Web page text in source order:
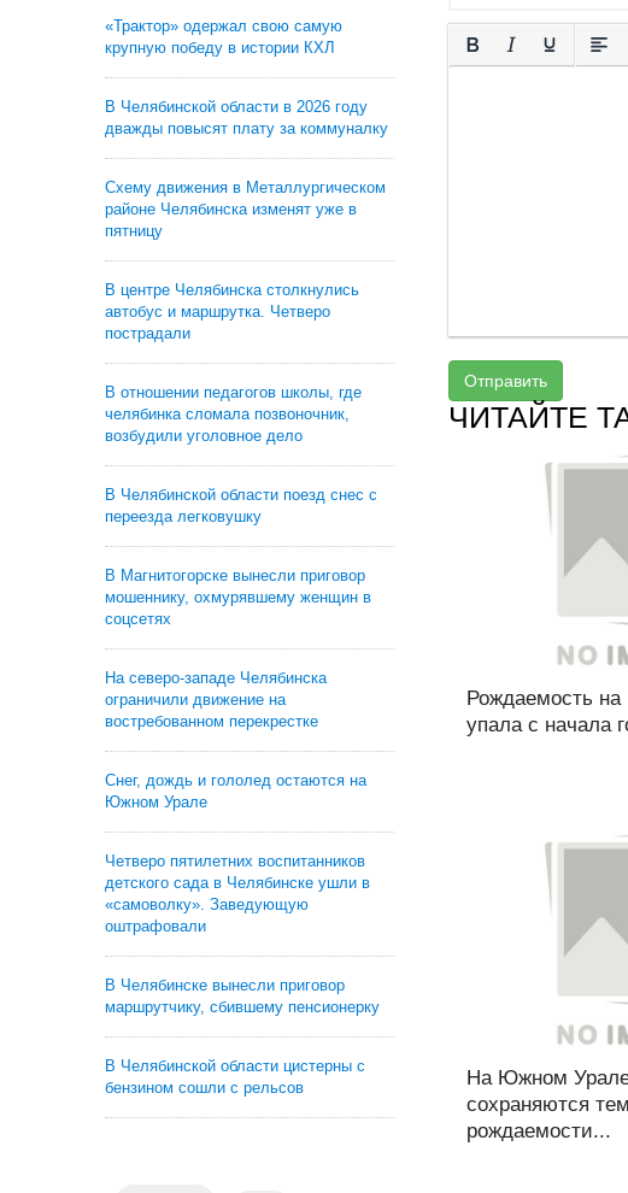
«Трактор» одержал свою самую
крупную победу в истории КХЛ
В Челябинской области в 2026 году
дважды повысят плату за коммуналку
Схему движения в Металлургическом
районе Челябинска изменят уже в
пятницу
В центре Челябинска столкнулись
автобус и маршрутка. Четверо
пострадали
В отношении педагогов школы, где
челябинка сломала позвоночник,
возбудили уголовное дело
В Челябинской области поезд снес с
переезда легковушку
В Магнитогорске вынесли приговор
мошеннику, охмурявшему женщин в
соцсетях
На северо-западе Челябинска
ограничили движение на
востребованном перекрестке
Снег, дождь и гололед остаются на
Южном Урале
Четверо пятилетних воспитанников
детского сада в Челябинске ушли в
«самоволку». Заведующую
оштрафовали
В Челябинске вынесли приговор
маршрутчику, сбившему пенсионерку
В Челябинской области цистерны с
бензином сошли с рельсов
Отправить
ЧИТАЙТЕ
Рождаемость
упала с начала
На Южном
сохраняются
рождаемости...